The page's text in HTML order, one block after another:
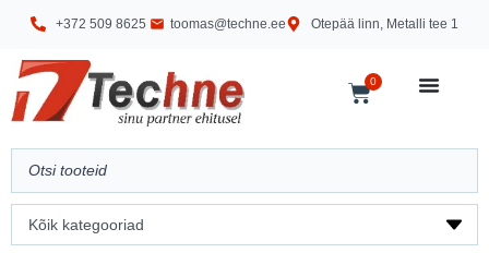
+372 509 8625 toomas@techne.ee Otepää linn, Metalli tee 1
0